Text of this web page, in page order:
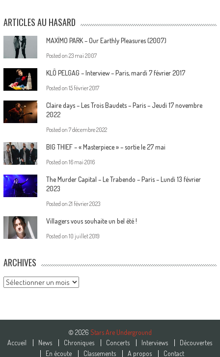
ARTICLES AU HASARD
MAXÏMO PARK – Our Earthly Pleasures (2007)
Posted on 23 mai 2007
KLÔ PELGAG – Interview – Paris, mardi 7 février 2017
Posted on 15 février 2017
Claire days – Les Trois Baudets – Paris – Jeudi 17 novembre
2022
Posted on 7 décembre 2022
BIG THIEF – « Masterpiece » – sortie le 27 mai
Posted on 16 mai 2016
The Murder Capital – Le Trabendo – Paris – Lundi 13 février
2023
Posted on 21 février 2023
Villagers vous souhaite un bel été !
Posted on 10 juillet 2019
ARCHIVES
Archives
© 2026 Stars Are Underground
Accueil
News Chroniques Concerts Interviews
Découvertes
En écoute
Classements A propos Contact